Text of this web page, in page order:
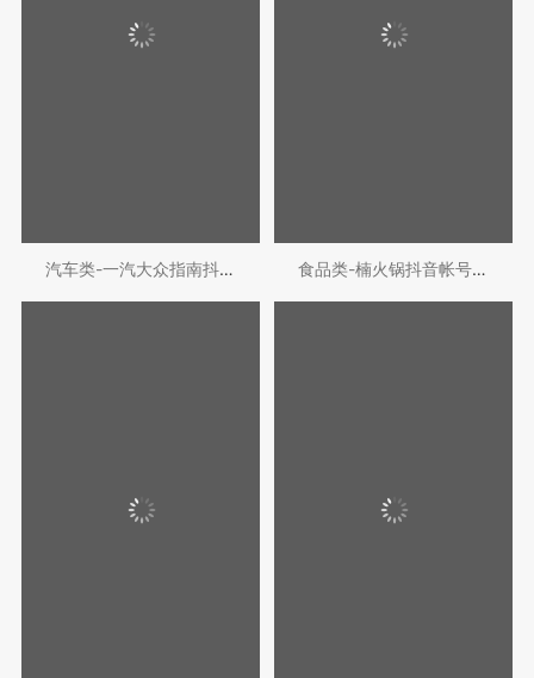
汽车类-一汽大众指南抖音平台代运营 食品类-楠火锅抖音帐号代运营